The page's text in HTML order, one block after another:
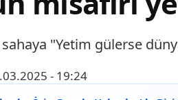
"Yetim gülerse
- 19:24